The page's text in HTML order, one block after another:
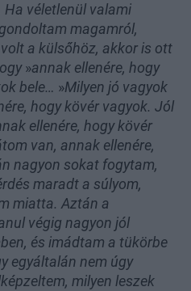
véletlenül valami
magamról,
a külsőhöz, akkor is ott
»annak ellenére, hogy
bele… »Milyen jó vagyok
hogy kövér vagyok. Jól
ellenére, hogy kövér
van, annak ellenére,
nagyon sokat fogytam,
maradt a súlyom,
miatta. Aztán a
végig nagyon jól
és imádtam a tükörbe
egyáltalán nem úgy
milyen leszek